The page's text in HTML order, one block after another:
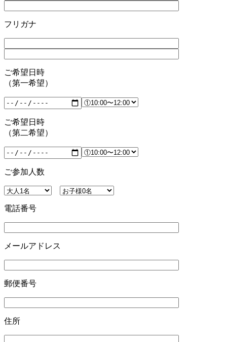
フリガナ
ご希望日時
（第一希望）
ご希望日時
（第二希望）
ご参加人数
電話番号
メールアドレス
郵便番号
住所